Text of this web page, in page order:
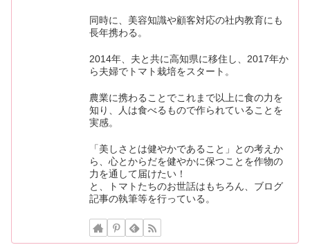
同時に、美容知識や顧客対応の社内教育にも
長年携わる。
2014年、夫と共に高知県に移住し、2017年か
ら夫婦でトマト栽培をスタート。
農業に携わることでこれまで以上に食の力を
知り、人は食べるもので作られていることを
実感。
「美しさとは健やかであること」との考えか
ら、心とからだを健やかに保つことを作物の
力を通して届けたい！
と、トマトたちのお世話はもちろん、ブログ
記事の執筆等を行っている。